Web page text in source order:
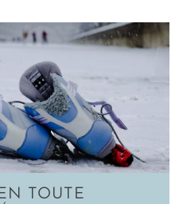
TOUTE